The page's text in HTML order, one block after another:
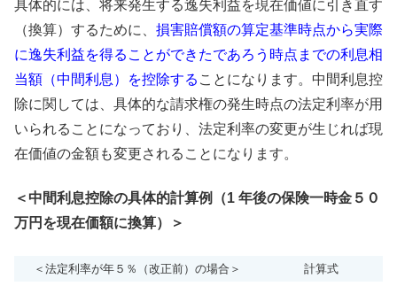
具体的には、将来発生する逸失利益を現在価値に引き直す
（換算）するために、 損害賠償額の算定基準時点から実際
に逸失利益を得ることができたであろう時点までの利息相
当額（中間利息）を控除する ことになります。中間利息控
除に関しては、具体的な請求権の発生時点の法定利率が用
いられることになっており、法定利率の変更が生じれば現
在価値の金額も変更されることになります。
＜中間利息控除の具体的計算例（1 年後の保険一時金５０
万円を現在価額に換算）＞
＜法定利率が年５％（改正前）の場合＞
計算式